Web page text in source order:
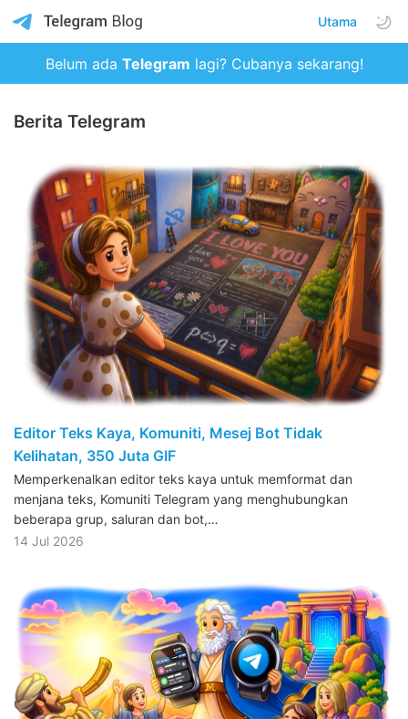
Utama
Belum ada Telegram lagi? Cubanya sekarang!
Berita Telegram
Editor Teks Kaya, Komuniti, Mesej Bot Tidak
Kelihatan, 350 Juta GIF
Memperkenalkan editor teks kaya untuk memformat dan
menjana teks, Komuniti Telegram yang menghubungkan
beberapa grup, saluran dan bot,…
14 Jul 2026